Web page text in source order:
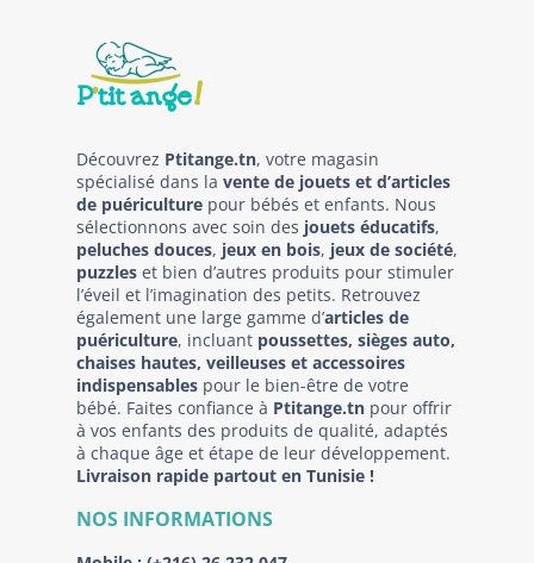
Découvrez Ptitange.tn, votre magasin
spécialisé dans la vente de jouets et d’articles
de puériculture pour bébés et enfants. Nous
sélectionnons avec soin des jouets éducatifs,
peluches douces, jeux en bois, jeux de société,
puzzles et bien d’autres produits pour stimuler
l’éveil et l’imagination des petits. Retrouvez
également une large gamme d’articles de
puériculture, incluant poussettes, sièges auto,
chaises hautes, veilleuses et accessoires
indispensables pour le bien-être de votre
bébé. Faites confiance à Ptitange.tn pour offrir
à vos enfants des produits de qualité, adaptés
à chaque âge et étape de leur développement.
Livraison rapide partout en Tunisie !
NOS INFORMATIONS